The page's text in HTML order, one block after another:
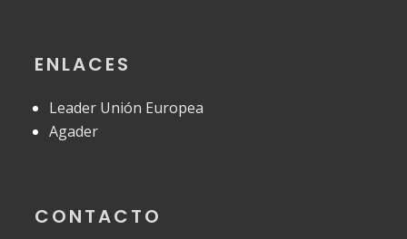
ENLACES
Leader Unión Europea
Agader
CONTACTO